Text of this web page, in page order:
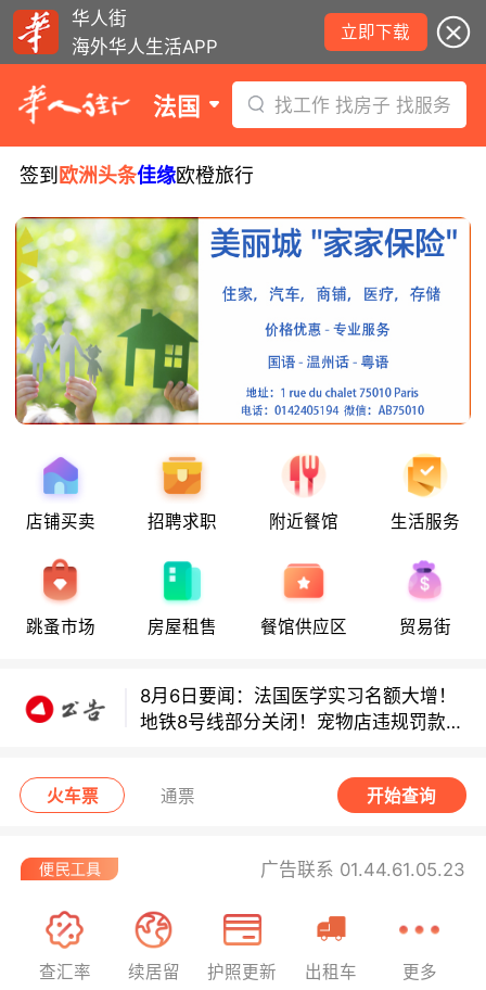
华人街
海外华人生活APP
立即下载
法国 找工作 找房子 找服务
签到 欧洲头条佳缘欧橙旅行
店铺买卖 招聘求职 附近餐馆 生活服务
跳蚤市场 房屋租售 餐馆供应区 贸易街
8月6日要闻：法国医学实习名额大增！
炉！
巴黎地铁音乐家海选启动！
8月6日要闻：法国医学实习名额大增！
地铁8号线部分关闭！宠物店违规罚款出
炉！
巴黎地铁音乐家海选启动！
火车票 通票 开始查询
广告联系 01.44.61.05.23
查汇率 续居留 护照更新 出租车 更多